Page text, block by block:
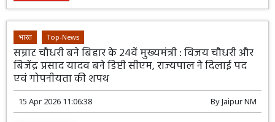
भारत Top-News
सम्राट चौधरी बने बिहार के 24वें मुख्यमंत्री : विजय चौधरी और
बिजेंद्र प्रसाद यादव बने डिप्टी सीएम, राज्यपाल ने दिलाई पद
एवं गोपनीयता की शपथ
15 Apr 2026 11:06:38 ByJaipur NM